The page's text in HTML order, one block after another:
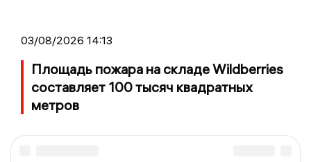
03/08/2026 14:13
Площадь пожара на складе Wildberries
составляет 100 тысяч квадратных
метров